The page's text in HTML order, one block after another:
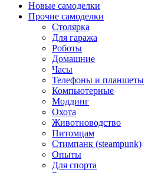
Новые самоделки
Прочие самоделки
Столярка
Для гаража
Роботы
Домашние
Часы
Телефоны и планшеты
Компьютерные
Моддинг
Охота
Животноводство
Питомцам
Стимпанк (steampunk)
Опыты
Для спорта